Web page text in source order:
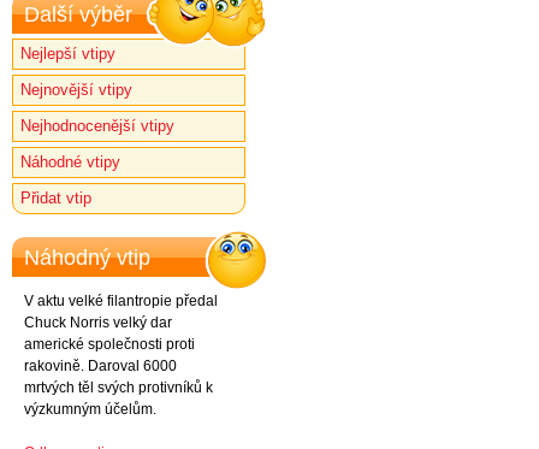
Další výběr
Nejlepší vtipy
Nejnovější vtipy
Nejhodnocenější vtipy
Náhodné vtipy
Přidat vtip
Náhodný vtip
V aktu velké filantropie předal
Chuck Norris velký dar
americké společnosti proti
rakovině. Daroval 6000
mrtvých těl svých protivníků k
výzkumným účelům.